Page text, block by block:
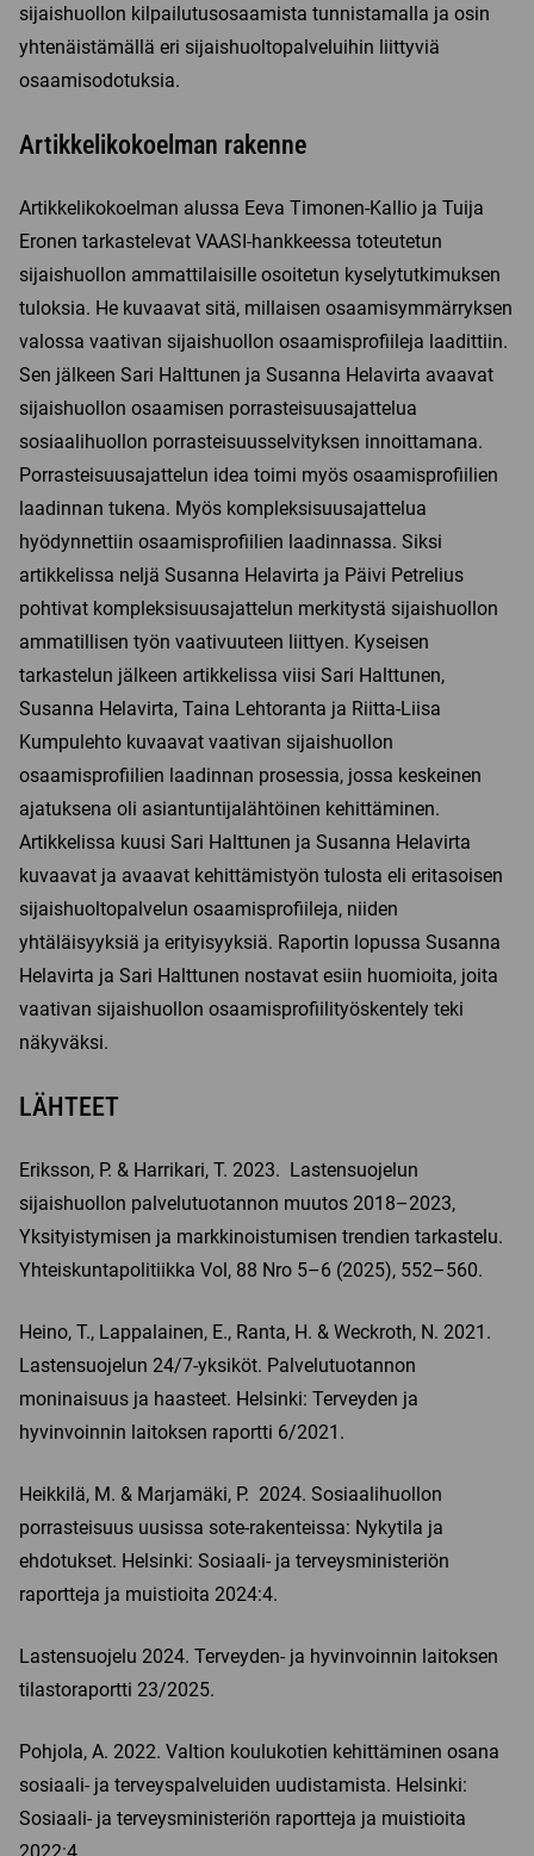
sijaishuollon kilpailutusosaamista tunnistamalla ja osin
yhtenäistämällä eri sijaishuoltopalveluihin liittyviä
osaamisodotuksia.
Artikkelikokoelman rakenne
Artikkelikokoelman alussa Eeva Timonen-Kallio ja Tuija
Eronen tarkastelevat VAASI-hankkeessa toteutetun
sijaishuollon ammattilaisille osoitetun kyselytutkimuksen
tuloksia. He kuvaavat sitä, millaisen osaamisymmärryksen
valossa vaativan sijaishuollon osaamisprofiileja laadittiin.
Sen jälkeen Sari Halttunen ja Susanna Helavirta avaavat
sijaishuollon osaamisen porrasteisuusajattelua
sosiaalihuollon porrasteisuusselvityksen innoittamana.
Porrasteisuusajattelun idea toimi myös osaamisprofiilien
laadinnan tukena. Myös kompleksisuusajattelua
hyödynnettiin osaamisprofiilien laadinnassa. Siksi
artikkelissa neljä Susanna Helavirta ja Päivi Petrelius
pohtivat kompleksisuusajattelun merkitystä sijaishuollon
ammatillisen työn vaativuuteen liittyen. Kyseisen
tarkastelun jälkeen artikkelissa viisi Sari Halttunen,
Susanna Helavirta, Taina Lehtoranta ja Riitta-Liisa
Kumpulehto kuvaavat vaativan sijaishuollon
osaamisprofiilien laadinnan prosessia, jossa keskeinen
ajatuksena oli asiantuntijalähtöinen kehittäminen.
Artikkelissa kuusi Sari Halttunen ja Susanna Helavirta
kuvaavat ja avaavat kehittämistyön tulosta eli eritasoisen
sijaishuoltopalvelun osaamisprofiileja, niiden
yhtäläisyyksiä ja erityisyyksiä. Raportin lopussa Susanna
Helavirta ja Sari Halttunen nostavat esiin huomioita, joita
vaativan sijaishuollon osaamisprofiilityöskentely teki
näkyväksi.
LÄHTEET
Eriksson, P. & Harrikari, T. 2023. Lastensuojelun
sijaishuollon palvelutuotannon muutos 2018–2023,
Yksityistymisen ja markkinoistumisen trendien tarkastelu.
Yhteiskuntapolitiikka Vol, 88 Nro 5–6 (2025), 552–560.
Heino, T., Lappalainen, E., Ranta, H. & Weckroth, N. 2021.
Lastensuojelun 24/7-yksiköt. Palvelutuotannon
moninaisuus ja haasteet. Helsinki: Terveyden ja
hyvinvoinnin laitoksen raportti 6/2021.
Heikkilä, M. & Marjamäki, P. 2024. Sosiaalihuollon
porrasteisuus uusissa sote-rakenteissa: Nykytila ja
ehdotukset. Helsinki: Sosiaali- ja terveysministeriön
raportteja ja muistioita 2024:4.
Lastensuojelu 2024. Terveyden- ja hyvinvoinnin laitoksen
tilastoraportti 23/2025.
Pohjola, A. 2022. Valtion koulukotien kehittäminen osana
sosiaali- ja terveyspalveluiden uudistamista. Helsinki:
Sosiaali- ja terveysministeriön raportteja ja muistioita